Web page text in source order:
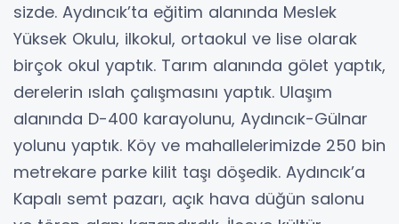
sizde. Aydıncık’ta eğitim alanında Meslek
Yüksek Okulu, ilkokul, ortaokul ve lise olarak
birçok okul yaptık. Tarım alanında gölet yaptık,
derelerin ıslah çalışmasını yaptık. Ulaşım
alanında D-400 karayolunu, Aydıncık-Gülnar
yolunu yaptık. Köy ve mahallelerimizde 250 bin
metrekare parke kilit taşı döşedik. Aydıncık’a
Kapalı semt pazarı, açık hava düğün salonu